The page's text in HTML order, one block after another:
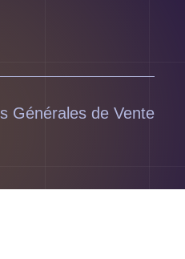
Générales de Vente